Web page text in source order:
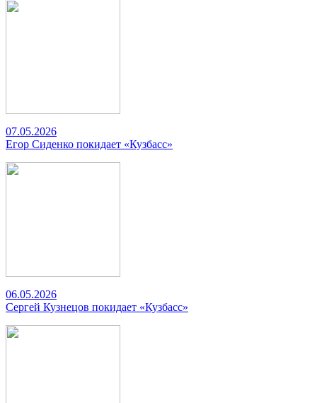
07.05.2026
Егор Сиденко покидает «Кузбасс»
06.05.2026
Сергей Кузнецов покидает «Кузбасс»